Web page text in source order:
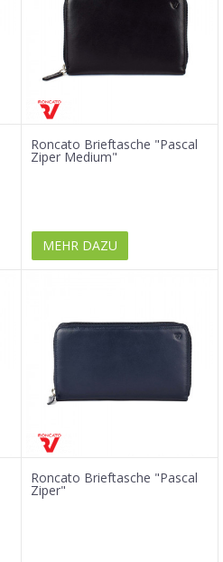
Roncato Brieftasche "Pascal
Ziper Medium"
MEHR DAZU
Roncato Brieftasche "Pascal
Ziper"